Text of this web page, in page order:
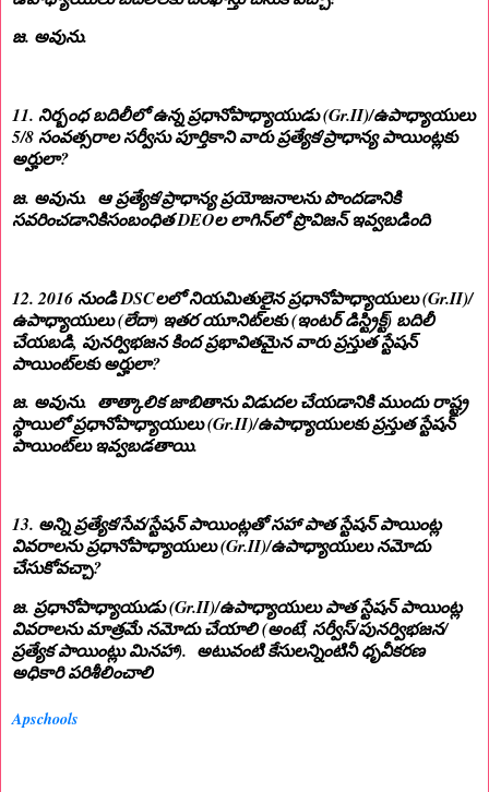
జ. అవును.
11. నిర్బంధ బదిలీలో ఉన్న ప్రధానోపాధ్యాయుడు (Gr.II)/ఉపాధ్యాయులు
5/8 సంవత్సరాల సర్వీసు పూర్తికాని వారు ప్రత్యేక/ప్రాధాన్య పాయింట్లకు
అర్హులా?
జ. అవును. ఆ ప్రత్యేక/ప్రాధాన్య ప్రయోజనాలను పొందడానికి
సవరించడానికిసంబంధిత DEOల లాగిన్‌లో ప్రొవిజన్ ఇవ్వబడింది
12. 2016 నుండి DSCలలో నియమితులైన ప్రధానోపాధ్యాయులు (Gr.II)/
ఉపాధ్యాయులు (లేదా) ఇతర యూనిట్‌లకు (ఇంటర్ డిస్ట్రిక్ట్) బదిలీ
చేయబడి, పునర్విభజన కింద ప్రభావితమైన వారు ప్రస్తుత స్టేషన్
పాయింట్‌లకు అర్హులా?
జ. అవును. తాత్కాలిక జాబితాను విడుదల చేయడానికి ముందు రాష్ట్ర
స్థాయిలో ప్రధానోపాధ్యాయులు (Gr.II)/ఉపాధ్యాయులకు ప్రస్తుత స్టేషన్
పాయింట్‌లు ఇవ్వబడతాయి.
13. అన్ని ప్రత్యేక/సేవ/స్టేషన్ పాయింట్లతో సహా పాత స్టేషన్ పాయింట్ల
వివరాలను ప్రధానోపాధ్యాయులు (Gr.II)/ఉపాధ్యాయులు నమోదు
చేసుకోవచ్చా?
జ. ప్రధానోపాధ్యాయుడు (Gr.II)/ఉపాధ్యాయులు పాత స్టేషన్ పాయింట్ల
వివరాలను మాత్రమే నమోదు చేయాలి (అంటే, సర్వీస్/పునర్విభజన/
ప్రత్యేక పాయింట్లు మినహా). అటువంటి కేసులన్నింటినీ ధృవీకరణ
అధికారి పరిశీలించాలి
Apschools